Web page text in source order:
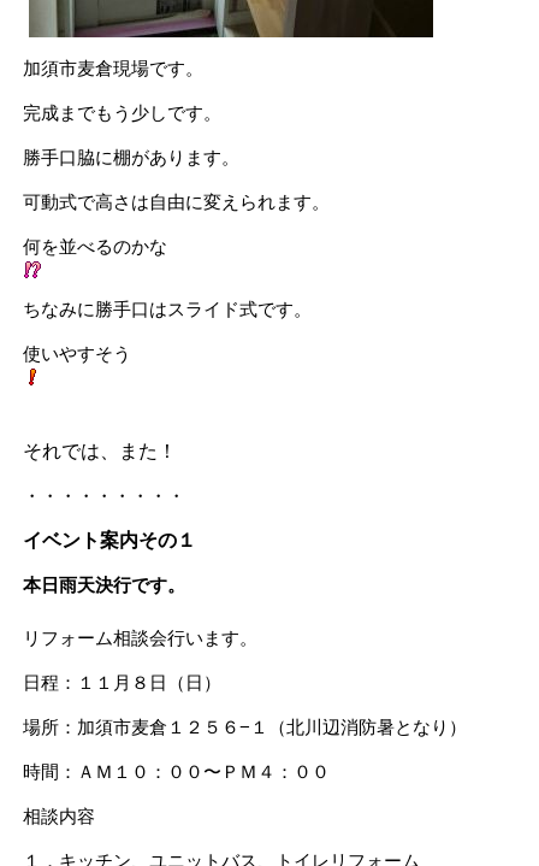
加須市麦倉現場です。
完成までもう少しです。
勝手口脇に棚があります。
可動式で高さは自由に変えられます。
何を並べるのかな
ちなみに勝手口はスライド式です。
使いやすそう
それでは、また！
・・・・・・・・・
イベント案内その１
本日雨天決行です。
リフォーム相談会行います。
日程：１１月８日（日）
場所：加須市麦倉１２５６−１（北川辺消防暑となり）
時間：ＡＭ１０：００〜ＰＭ４：００
相談内容
１．キッチン、ユニットバス、トイレリフォーム